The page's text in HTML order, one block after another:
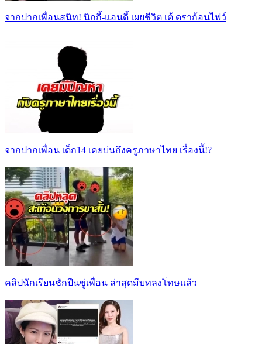
จากปากเพื่อนสนิท! นิกกี้-แอนดี้ เผยชีวิต เต้ ดราก้อนไฟว์
จากปากเพื่อน เด็ก14 เคยบ่นถึงครูภาษาไทย เรื่องนี้!?
คลิปนักเรียนชักปืนขู่เพื่อน ล่าสุดมีบทลงโทษแล้ว